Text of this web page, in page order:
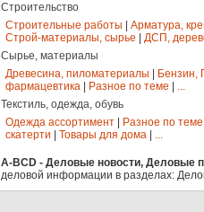
Строительство
Строительные работы
Арматура,
Строй-материалы, сырье
ДСП,
Сырье, материалы
Древесина, пиломатериалы
Бензин,
фармацевтика
Разное по теме
...
Текстиль, одежда, обувь
Одежда ассортимент
Разное по теме
скатерти
Товары для дома ...
A-BCD - Деловые новости, Деловые
деловой информации в разделах: